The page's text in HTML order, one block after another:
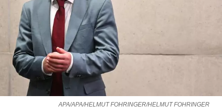
APA/APA/HELMUT FOHRINGER/HELMUT FOHRINGER